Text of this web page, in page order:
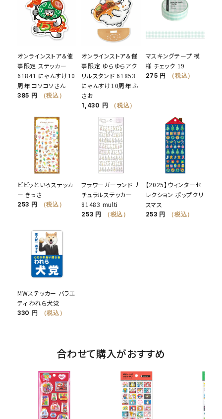
オンラインストア＆催
事限定 ステッカー
61841 にゃんすけ10
周年 コソコソさん
385 円 （税込）
オンラインストア＆催
事限定 ゆらゆらアク
リルスタンド 61853
にゃんすけ10周年 ふ
さお
1,430 円 （税込）
マスキングテープ 模
様 チェック 19
275 円 （税込）
ビビッといろステッカ
ー きっさ
253 円 （税込）
フラワーガーランド ナ
チュラルステッカー
81483 multi
253 円 （税込）
【2025】ウィンターセ
レクション ポップクリ
スマス
253 円 （税込）
MWステッカー バラエ
ティ われら犬党
330 円 （税込）
合わせて購入がおすすめ